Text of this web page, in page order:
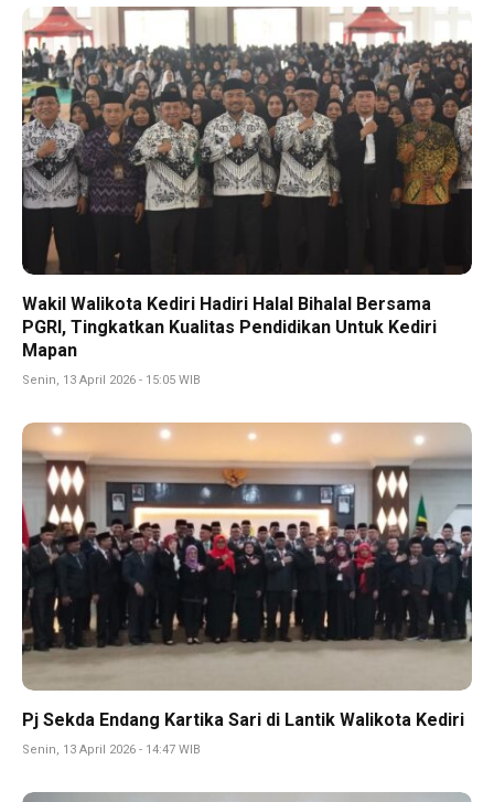
Wakil Walikota Kediri Hadiri Halal Bihalal Bersama
PGRI, Tingkatkan Kualitas Pendidikan Untuk Kediri
Mapan
Senin, 13 April 2026 - 15:05 WIB
Pj Sekda Endang Kartika Sari di Lantik Walikota Kediri
Senin, 13 April 2026 - 14:47 WIB